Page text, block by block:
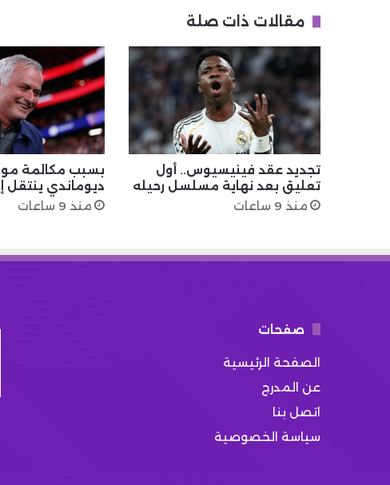
مقالات ذات صلة
تجديد عقد فينيسيوس.. أول
تعليق بعد نهاية مسلسل رحيله
منذ 9 ساعات
بسبب مكالمة
ديوماندي ينتقل
منذ 9 ساعات
صفحات
الصفحة الرئيسية
عن المدرج
اتصل بنا
سياسة الخصوصية